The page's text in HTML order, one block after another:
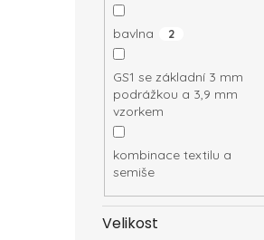
bavlna 2
GS1 se základní 3 mm
podrážkou a 3,9 mm
vzorkem
kombinace textilu a
semiše
Velikost